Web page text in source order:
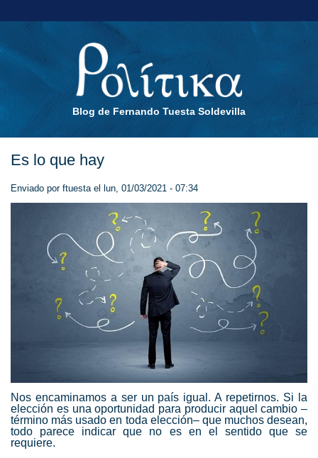
Blog de Fernando Tuesta Soldevilla
Es lo que hay
Enviado por ftuestael lun, 01/03/2021 - 07:34
Nos encaminamos a ser un país igual. A repetirnos. Si la
elección es una oportunidad para producir aquel cambio –
término más usado en toda elección– que muchos desean,
todo parece indicar que no es en el sentido que se
requiere.